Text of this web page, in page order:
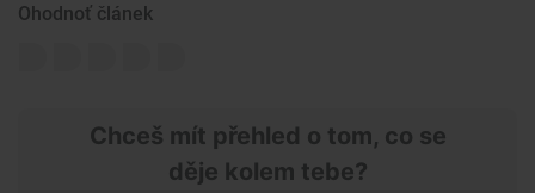
Ohodnoť článek
Chceš mít přehled o tom, co se
děje kolem tebe?